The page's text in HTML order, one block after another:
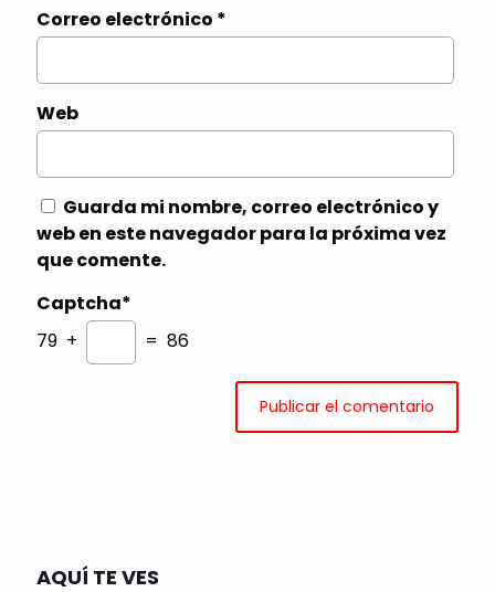
Correo electrónico *
Web
Guarda mi nombre, correo electrónico y
web en este navegador para la próxima vez
que comente.
Captcha*
79 +
= 86
AQUÍ TE VES